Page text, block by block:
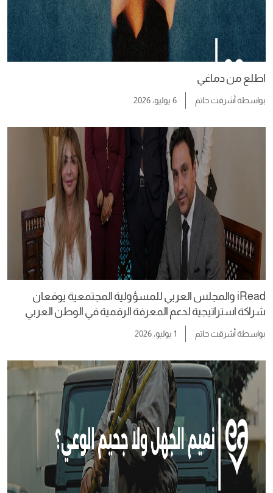
اطلع من دماغي
بواسطةأشرقت حاتم 6 يوليو، 2026
iRead والمجلس العربي للمسؤولية المجتمعية يوقعان
شراكة استراتيجية لدعم المعرفة الرقمية في الوطن العربي
بواسطةأشرقت حاتم 1 يوليو، 2026